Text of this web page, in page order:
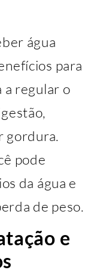
água
para
a regular o
gordura.
pode
da água e
de peso.
e